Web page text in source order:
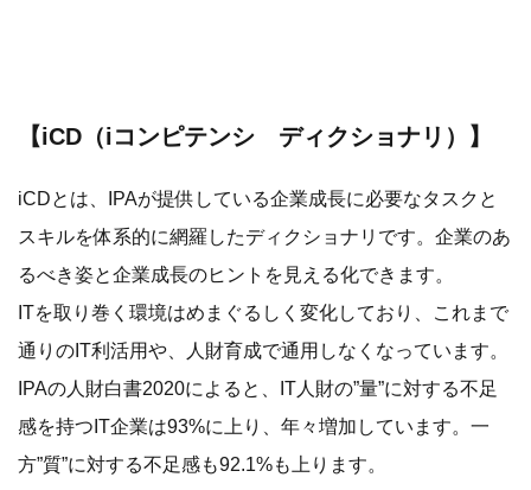
【iCD（iコンピテンシ ディクショナリ）】
iCDとは、IPAが提供している企業成長に必要なタスクと
スキルを体系的に網羅したディクショナリです。企業のあ
るべき姿と企業成長のヒントを見える化できます。
ITを取り巻く環境はめまぐるしく変化しており、これまで
通りのIT利活用や、人財育成で通用しなくなっています。
IPAの人財白書2020によると、IT人財の”量”に対する不足
感を持つIT企業は93%に上り、年々増加しています。一
方”質”に対する不足感も92.1%も上ります。